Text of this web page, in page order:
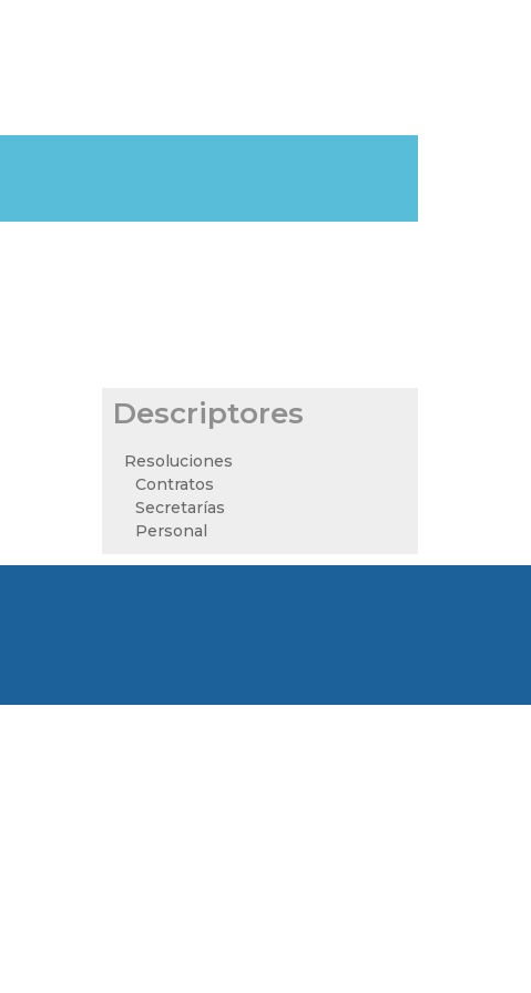
Descriptores
Resoluciones
Contratos
Secretarías
Personal